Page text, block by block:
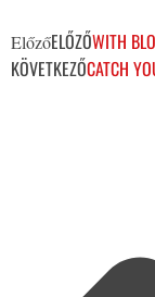
ElőzőELŐZŐWITH
KÖVETKEZŐCATCH